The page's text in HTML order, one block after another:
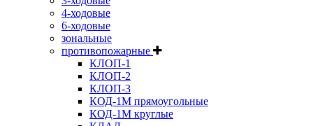
4-ходовые
6-ходовые
зональные
противопожарные
КЛОП-1
КЛОП-2
КЛОП-3
КОД-1М прямоугольные
КОД-1М круглые